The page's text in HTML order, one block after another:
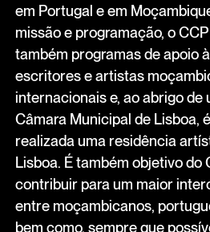
em Portugal e em
missão e programação, o
também programas de apoio
escritores e artistas
internacionais e, ao abrigo de
Câmara Municipal de Lisboa,
realizada uma residência
Lisboa. É também objetivo do
contribuir para um maior
entre moçambicanos,
bem como, sempre que